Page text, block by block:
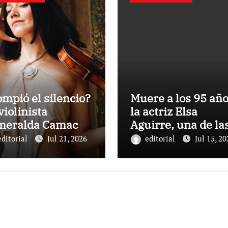
el silencio?
Camacho
de su carrera
la polémica con
Jul 21, 2026
Muere a los 95
la actriz Elsa
Aguirre, una de
últimas figuras
editorial Jul 15,